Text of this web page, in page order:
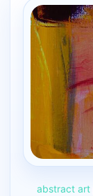
abstract art